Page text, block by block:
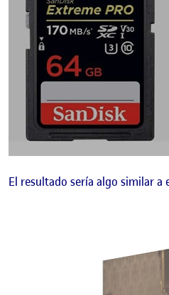
El resultado sería algo similar a